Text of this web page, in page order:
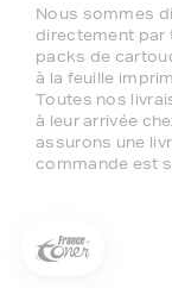
Nous sommes
directement par
packs de
à la feuille
Toutes nos
à leur arrivée
assurons une
commande est
5€
Inscrivez-vous à
commande * !